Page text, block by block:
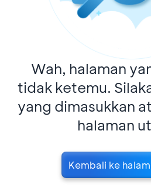
Wah, halaman
tidak ketemu.
yang dimasukkan
halaman
Kembali ke